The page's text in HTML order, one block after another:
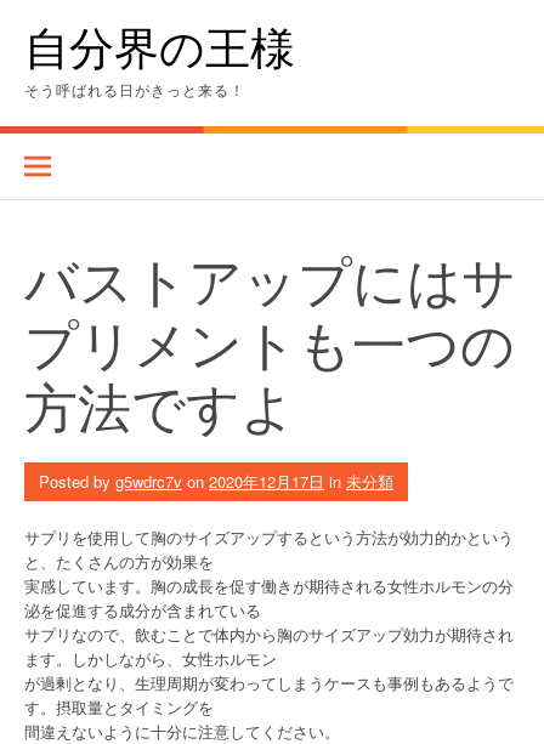
content自分界の王様
そう呼ばれる日がきっと来る！
バストアップにはサ
プリメントも一つの
方法ですよ
Posted by g5wdrc7v on 2020年12月17日 in 未分類
サプリを使用して胸のサイズアップするという方法が効力的かという
と、たくさんの方が効果を
実感しています。胸の成長を促す働きが期待される女性ホルモンの分
泌を促進する成分が含まれている
サプリなので、飲むことで体内から胸のサイズアップ効力が期待され
ます。しかしながら、女性ホルモン
が過剰となり、生理周期が変わってしまうケースも事例もあるようで
す。摂取量とタイミングを
間違えないように十分に注意してください。